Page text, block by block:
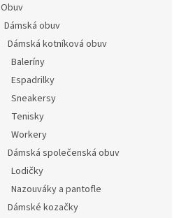
Obuv
Dámská obuv
Dámská kotníková obuv
Baleríny
Espadrilky
Sneakersy
Tenisky
Workery
Dámská společenská obuv
Lodičky
Nazouváky a pantofle
Dámské kozačky